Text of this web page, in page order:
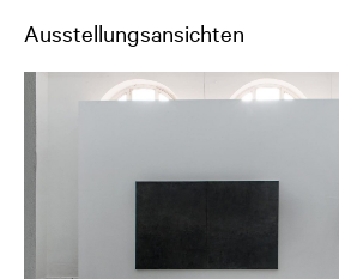
Ausstellungsansichten